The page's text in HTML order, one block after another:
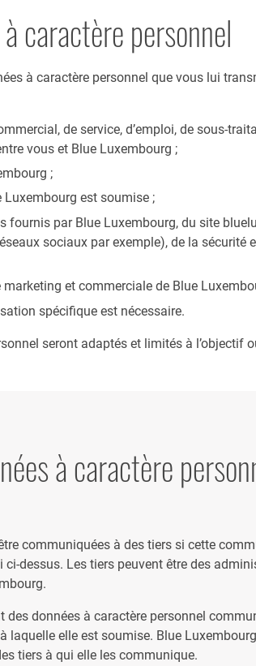
caractère personnel
à caractère personnel que vous lui
de service, d’emploi, de sous-
vous et Blue Luxembourg ;
;
Luxembourg est soumise ;
fournis par Blue Luxembourg, du site
sociaux par exemple), de la sécurité
marketing et commerciale de Blue
spécifique est nécessaire.
seront adaptés et limités à l’objectif
à caractère
communiquées à des tiers si cette
dessus. Les tiers peuvent être des
des données à caractère personnel
laquelle elle est soumise. Blue
tiers à qui elle les communique.